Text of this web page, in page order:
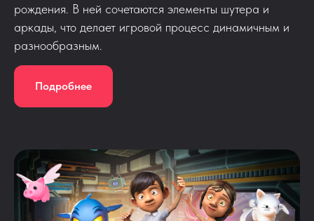
рождения. В ней сочетаются элементы шутера и
аркады, что делает игровой процесс динамичным и
разнообразным.
Подробнее